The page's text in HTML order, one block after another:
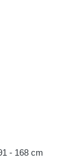
- 168 cm